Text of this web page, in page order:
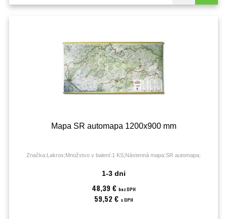
Mapa SR automapa 1200x900 mm
Značka:Lakros;Množstvo v balení:1 KS;Nástenná mapa:SR automapa;
1-3 dni
48,39 € bez DPH
59,52 € s DPH